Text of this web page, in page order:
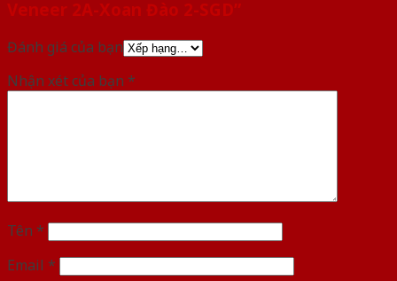
Veneer 2A-Xoan Đào 2-SGD”
Đánh giá của bạn
Nhận xét của bạn *
Tên *
Email *